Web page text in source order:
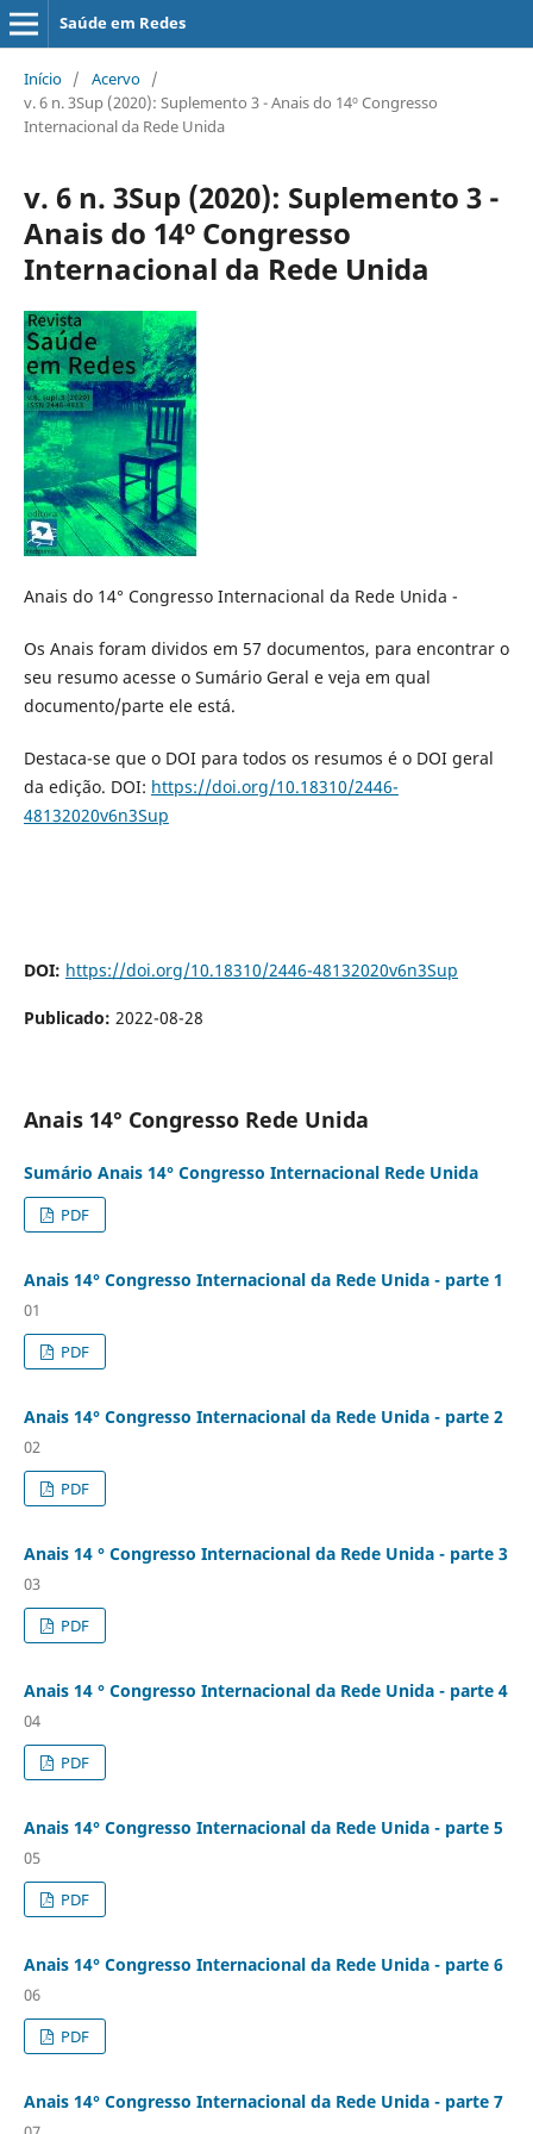
Saúde em Redes
Início / Acervo /
v. 6 n. 3Sup (2020): Suplemento 3 - Anais do 14º Congresso
Internacional da Rede Unida
v. 6 n. 3Sup (2020): Suplemento 3 -
Anais do 14º Congresso
Internacional da Rede Unida
Anais do 14° Congresso Internacional da Rede Unida -
Os Anais foram dividos em 57 documentos, para encontrar o
seu resumo acesse o Sumário Geral e veja em qual
documento/parte ele está.
Destaca-se que o DOI para todos os resumos é o DOI geral
da edição. DOI: https://doi.org/10.18310/2446-
48132020v6n3Sup
DOI: https://doi.org/10.18310/2446-48132020v6n3Sup
Publicado: 2022-08-28
Anais 14° Congresso Rede Unida
Sumário Anais 14° Congresso Internacional Rede Unida
PDF
Anais 14° Congresso Internacional da Rede Unida - parte 1
01
PDF
Anais 14° Congresso Internacional da Rede Unida - parte 2
02
PDF
Anais 14 ° Congresso Internacional da Rede Unida - parte 3
03
PDF
Anais 14 ° Congresso Internacional da Rede Unida - parte 4
04
PDF
Anais 14° Congresso Internacional da Rede Unida - parte 5
05
PDF
Anais 14° Congresso Internacional da Rede Unida - parte 6
06
PDF
Anais 14° Congresso Internacional da Rede Unida - parte 7